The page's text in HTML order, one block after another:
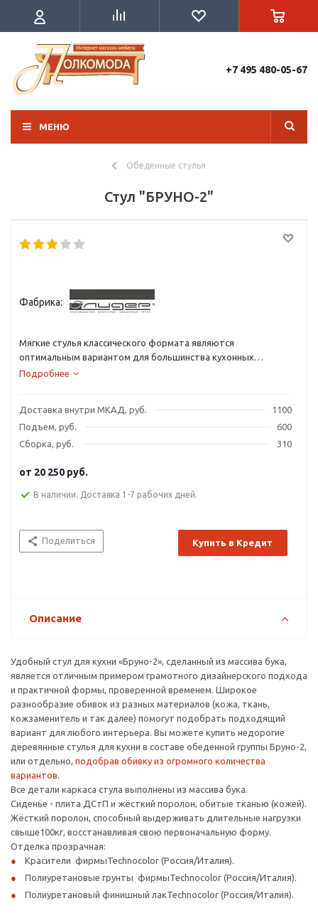
+7 495 480-05-67
МЕНЮ
Обеденные стулья
Стул "БРУНО-2"
Фабрика:
Мягкие стулья классического формата являются
оптимальным вариантом для большинства кухонных
интерьеров и обеденных зон.
Подробнее
Доставка внутри МКАД, руб.
1100
Подъем, руб.
600
Сборка, руб.
310
от 20 250 руб.
В наличии. Доставка 1-7 рабочих дней.
Поделиться Купить в Кредит
Описание
Удобный стул для кухни «Бруно-2», сделанный из массива бука,
является отличным примером грамотного дизайнерского подхода
и практичной формы, проверенной временем. Широкое
разнообразие обивок из разных материалов (кожа, ткань,
кожзаменитель и так далее) помогут подобрать подходящий
вариант для любого интерьера. Вы можете купить недорогие
деревянные стулья для кухни в составе обеденной группы Бруно-2,
или отдельно, подобрав обивку из огромного количества
вариантов.
Все детали каркаса стула выполнены из массива бука.
Сиденье - плита ДСтП и жёсткий поролон, обитые тканью (кожей).
Жёсткий поролон, способный выдерживать длительные нагрузки
свыше100кг, восстанавливая свою первоначальную форму.
Отделка прозрачная:
Красители фирмыTechnocolor (Россия/Италия).
Полиуретановые грунты фирмыTechnocolor (Россия/Италия).
Полиуретановый финишный лакTechnocolor (Россия/Италия).